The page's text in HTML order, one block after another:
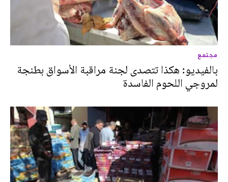
مجتمع
بالفيديو: هكذا تتصدى لجنة مراقبة الأسواق بطنجة
لمروجي اللحوم الفاسدة